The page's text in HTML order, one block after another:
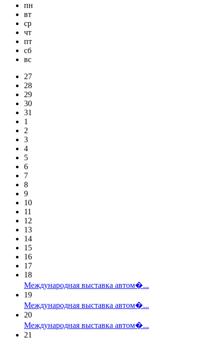
пн
вт
ср
чт
пт
сб
вс
27
28
29
30
31
1
2
3
4
5
6
7
8
9
10
11
12
13
14
15
16
17
18
Международная выставка автом�...
19
Международная выставка автом�...
20
Международная выставка автом�...
21